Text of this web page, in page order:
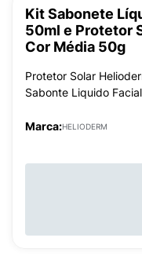
Kit Sabonete
50ml e Protetor
Cor Média 50g
Protetor Solar
Sabonte Liquido
Marca:HELIODERM